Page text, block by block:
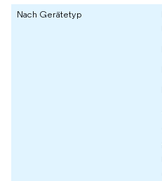
Nach Gerätetyp